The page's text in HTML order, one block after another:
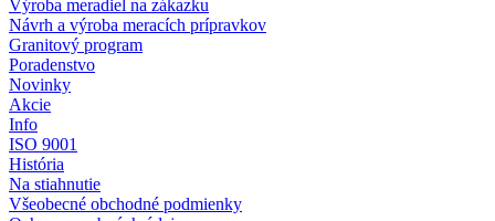
Výroba meradiel na zákazku
Návrh a výroba meracích prípravkov
Granitový program
Poradenstvo
Novinky
Akcie
Info
ISO 9001
História
Na stiahnutie
Všeobecné obchodné podmienky